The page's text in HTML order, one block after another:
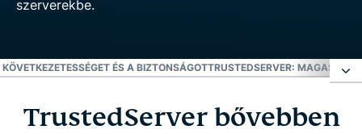
ÉS A BIZTONSÁGOTTRUSTEDSERVER:
TrustedServer bővebben
TrustedServer bővebben